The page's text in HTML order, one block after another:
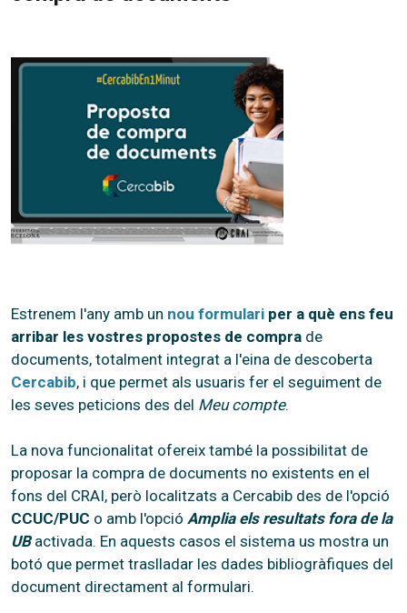
Estrenem l'any amb un nou formulari per a què ens feu
arribar les vostres propostes de compra de
documents, totalment integrat a l'eina de descoberta
Cercabib, i que permet als usuaris fer el seguiment de
les seves peticions des del Meu compte.
La nova funcionalitat ofereix també la possibilitat de
proposar la compra de documents no existents en el
fons del CRAI, però localitzats a Cercabib des de l'opció
CCUC/PUC o amb l'opció Amplia els resultats fora de la
UBactivada. En aquests casos el sistema us mostra un
botó que permet traslladar les dades bibliogràfiques del
document directament al formulari.